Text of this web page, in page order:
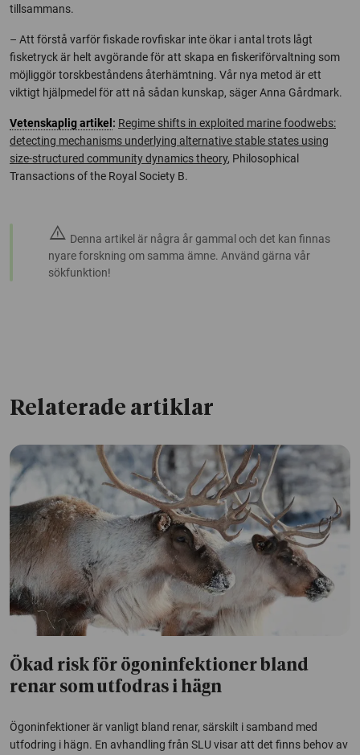
tillsammans.
– Att förstå varför fiskade rovfiskar inte ökar i antal trots lågt
fisketryck är helt avgörande för att skapa en fiskeriförvaltning som
möjliggör torskbeståndens återhämtning. Vår nya metod är ett
viktigt hjälpmedel för att nå sådan kunskap, säger Anna Gårdmark.
Vetenskaplig artikel : Regime shifts in exploited marine foodwebs:
detecting mechanisms underlying alternative stable states using
size-structured community dynamics theory, Philosophical
Transactions of the Royal Society B.
warning Denna artikel är några år gammal och det kan finnas
nyare forskning om samma ämne. Använd gärna vår
sökfunktion!
Relaterade artiklar
Ökad risk för ögoninfektioner bland
renar som utfodras i hägn
Ögoninfektioner är vanligt bland renar, särskilt i samband med
utfodring i hägn. En avhandling från SLU visar att det finns behov av